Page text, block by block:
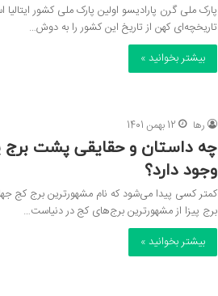
پارک ملی گرن پارادیسو اولین پارک ملی کشور
تاریخچه‌ای کهن از تاریخ این کشور را به دوش…
بیشتر بخوانید »
رها 12 بهمن 1401
چه داستان و حقایقی پشت برج
وجود دارد؟
کمتر کسی پیدا می‌شود که نام مشهورترین برج کج
برج پیزا از مشهورترین برج‌های کج در دنیاست…
بیشتر بخوانید »